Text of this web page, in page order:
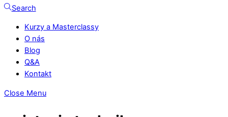
Search
Kurzy a Masterclassy
O nás
Blog
Q&A
Kontakt
Close Menu